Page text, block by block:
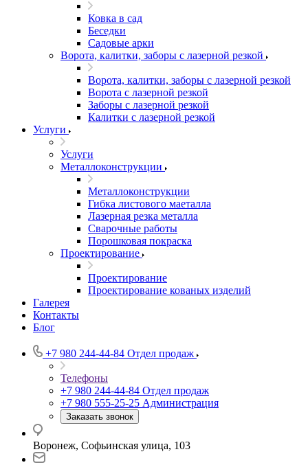
Ковка в сад
Беседки
Садовые арки
Ворота, калитки, заборы с лазерной резкой
Ворота, калитки, заборы с лазерной резкой
Ворота с лазерной резкой
Заборы с лазерной резкой
Калитки с лазерной резкой
Услуги
Услуги
Металлоконструкции
Металлоконструкции
Гибка листового маеталла
Лазерная резка металла
Сварочные работы
Порошковая покраска
Проектирование
Проектирование
Проектирование кованых изделий
Галерея
Контакты
Блог
+7 980 244-44-84 Отдел продаж
Телефоны
+7 980 244-44-84 Отдел продаж
+7 980 555-25-25 Администрация
Заказать звонок
Воронеж, Софьинская улица, 103